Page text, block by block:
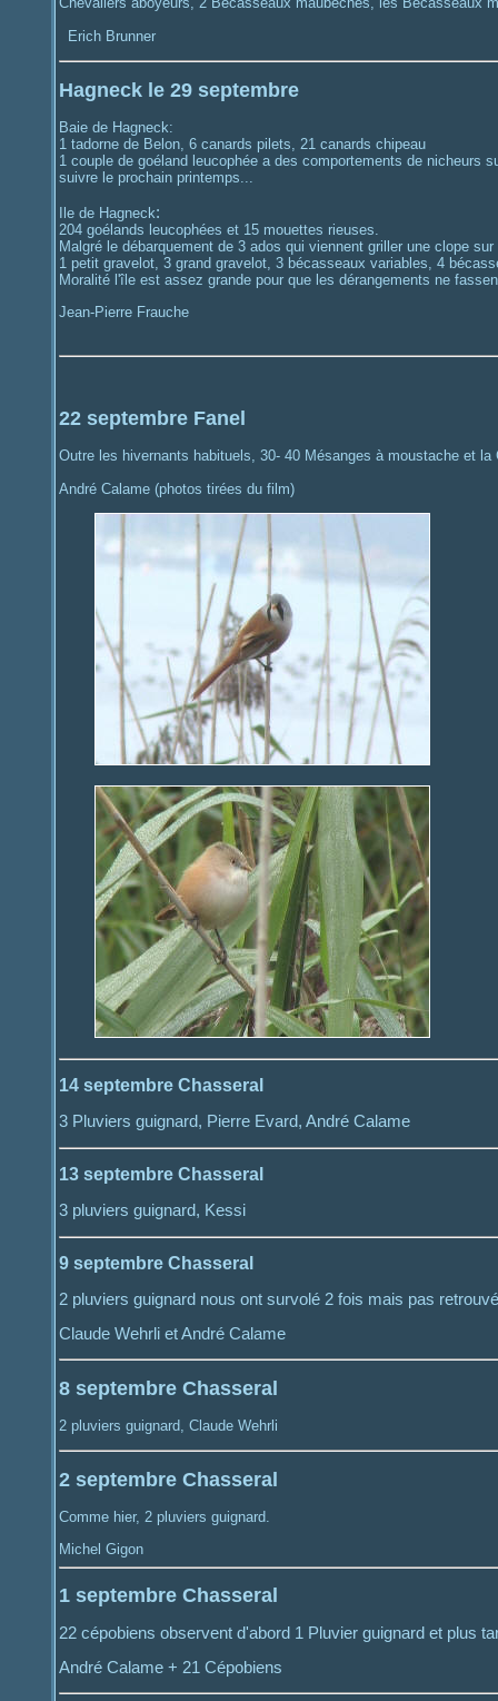
Erich Brunner
Hagneck le 29 septembre
Baie de Hagneck:
1 tadorne de Belon, 6 canards pilets, 21 canards chipeau
1 couple de goéland leucophée a des comportements de nicheurs
suivre le prochain printemps...
Ile de Hagneck:
204 goélands leucophées et 15 mouettes rieuses.
Malgré le débarquement de 3 ados qui viennent griller une clope
1 petit gravelot, 3 grand gravelot, 3 bécasseaux variables, 4
Moralité l'île est assez grande pour que les dérangements ne
Jean-Pierre Frauche
22 septembre Fanel
Outre les hivernants habituels, 30- 40 Mésanges à moustache et la
André Calame (photos tirées du film)
14 septembre Chasseral
3 Pluviers guignard, Pierre Evard, André Calame
13 septembre Chasseral
3 pluviers guignard, Kessi
9 septembre Chasseral
2 pluviers guignard nous ont survolé 2 fois mais pas
Claude Wehrli et André Calame
8 septembre Chasseral
2 pluviers guignard, Claude Wehrli
2 septembre Chasseral
Comme hier, 2 pluviers guignard.
Michel Gigon
1 septembre Chasseral
22 cépobiens observent d'abord 1 Pluvier guignard et plus
André Calame + 21 Cépobiens